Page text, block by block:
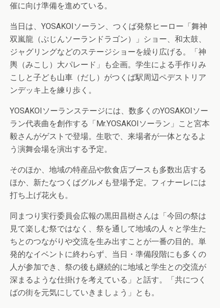
催に向け準備を進めている。
当日は、YOSAKOIソーラン、つくば発祭ヒーロー「舞神
双嵐龍（ぶじんソーランドラゴン）」ショー、和太鼓、
ジャグリングなどのステージショーを繰り広げる。「神
輿（みこし）大パレード」も企画。学生による手作りみ
こしと子ども山車（だし）がつくば駅周辺ペデストリア
ンデッキ上を練り歩く。
YOSAKOIソーランステージには、数多くのYOSAKOIソー
ラン代表曲を創作する「Mr.YOSAKOIソーラン」こと宮本
毅さんがゲストで登場。生歌で、来場者が一体となるよ
う演舞会場を演出する予定。
そのほか、地域の特産品や飲食店ブースも多数出店する
ほか、新たなつくばグルメも登場予定。フィナーレには
打ち上げ花火も。
同まつり実行委員会広報の黒田昌樹さんは「今回の祭は
見て楽しむ祭ではなく、祭を通して地域の人々と学生た
ちとのつながりや交流を生み出すことが一番の目的。単
発的なイベントに終わらず、当日・準備段階にも多くの
人が参加でき、祭の後も継続的に地域と学生との交流が
深まるような仕掛けを考えている」と話す。「共につく
ばの街を元気にしていきましょう」とも。